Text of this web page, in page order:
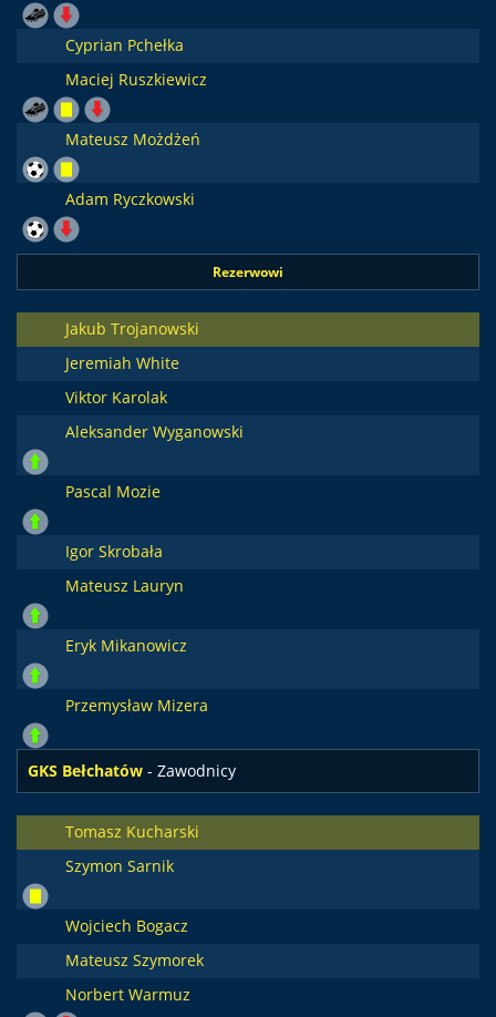
Cyprian Pchełka
Maciej Ruszkiewicz
Mateusz Możdżeń
Adam Ryczkowski
Rezerwowi
Jakub Trojanowski
Jeremiah White
Viktor Karolak
Aleksander Wyganowski
Pascal Mozie
Igor Skrobała
Mateusz Lauryn
Eryk Mikanowicz
Przemysław Mizera
GKS Bełchatów - Zawodnicy
Tomasz Kucharski
Szymon Sarnik
Wojciech Bogacz
Mateusz Szymorek
Norbert Warmuz